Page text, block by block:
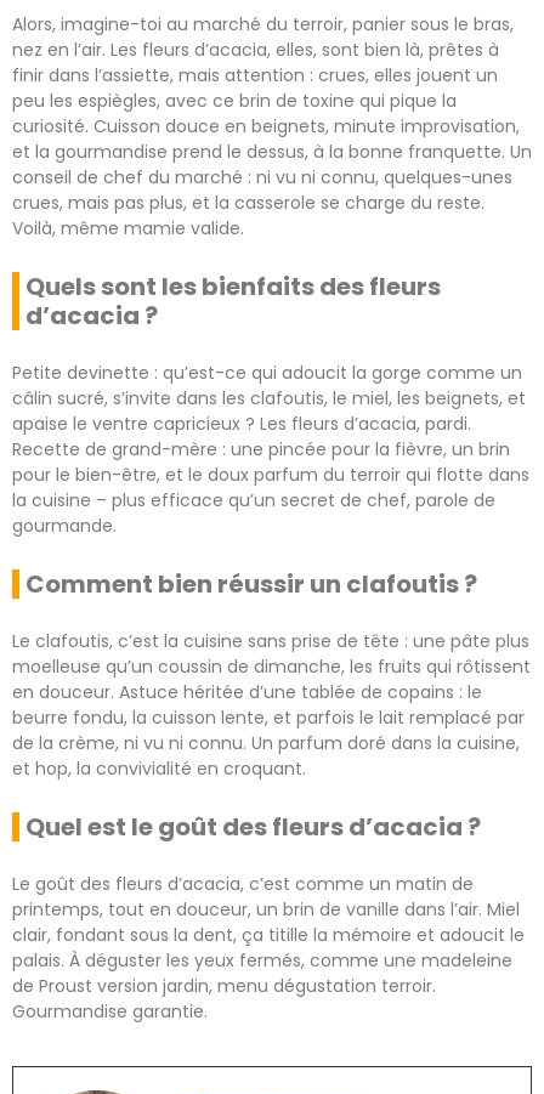
Alors, imagine-toi au marché du terroir, panier sous le bras,
nez en l’air. Les fleurs d’acacia, elles, sont bien là, prêtes à
finir dans l’assiette, mais attention : crues, elles jouent un
peu les espiègles, avec ce brin de toxine qui pique la
curiosité. Cuisson douce en beignets, minute improvisation,
et la gourmandise prend le dessus, à la bonne franquette. Un
conseil de chef du marché : ni vu ni connu, quelques-unes
crues, mais pas plus, et la casserole se charge du reste.
Voilà, même mamie valide.
Quels sont les bienfaits des fleurs
d’acacia ?
Petite devinette : qu’est-ce qui adoucit la gorge comme un
câlin sucré, s’invite dans les clafoutis, le miel, les beignets, et
apaise le ventre capricieux ? Les fleurs d’acacia, pardi.
Recette de grand-mère : une pincée pour la fièvre, un brin
pour le bien-être, et le doux parfum du terroir qui flotte dans
la cuisine – plus efficace qu’un secret de chef, parole de
gourmande.
Comment bien réussir un clafoutis ?
Le clafoutis, c’est la cuisine sans prise de tête : une pâte plus
moelleuse qu’un coussin de dimanche, les fruits qui rôtissent
en douceur. Astuce héritée d’une tablée de copains : le
beurre fondu, la cuisson lente, et parfois le lait remplacé par
de la crème, ni vu ni connu. Un parfum doré dans la cuisine,
et hop, la convivialité en croquant.
Quel est le goût des fleurs d’acacia ?
Le goût des fleurs d’acacia, c’est comme un matin de
printemps, tout en douceur, un brin de vanille dans l’air. Miel
clair, fondant sous la dent, ça titille la mémoire et adoucit le
palais. À déguster les yeux fermés, comme une madeleine
de Proust version jardin, menu dégustation terroir.
Gourmandise garantie.